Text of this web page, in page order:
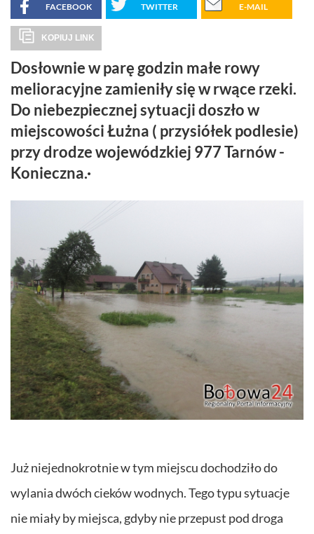
FACEBOOK TWITTER E-MAIL
KOPIUJ LINK
Dosłownie w parę godzin małe rowy
melioracyjne zamieniły się w rwące rzeki.
Do niebezpiecznej sytuacji doszło w
miejscowości Łużna ( przysiółek podlesie)
przy drodze wojewódzkiej 977 Tarnów -
Konieczna.·
Już niejednokrotnie w tym miejscu dochodziło do
wylania dwóch cieków wodnych. Tego typu sytuacje
nie miały by miejsca, gdyby nie przepust pod droga